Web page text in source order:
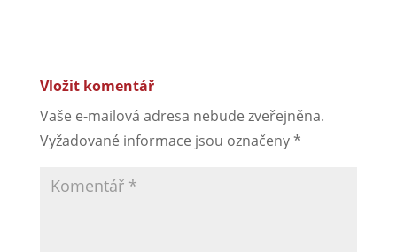
Vložit komentář
Vaše e-mailová adresa nebude zveřejněna.
Vyžadované informace jsou označeny*